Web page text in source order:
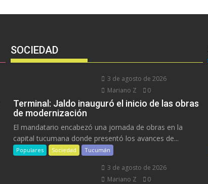
SOCIEDAD
3 de agosto de 2026
Mariano Z
0
Terminal: Jaldo inauguró el inicio de las obras
de modernización
El mandatario encabezó una jornada de obras en la
capital tucumana donde presentó los avances de...
Populares Sociedad Tucumán
3 de agosto de 2026
Mariano Z
0